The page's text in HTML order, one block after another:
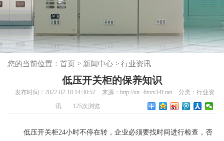
您的当前位置： 首页 > 新闻中心 > 行业资讯
低压开关柜的保养知识
发布时间：2022-02-18 14:30:52 来源：http://xn--6xvv34f.net 分类： 行业资
讯
125次浏览
​ ​低压开关柜24小时不停在转，企业必须要找时间进行检查，否